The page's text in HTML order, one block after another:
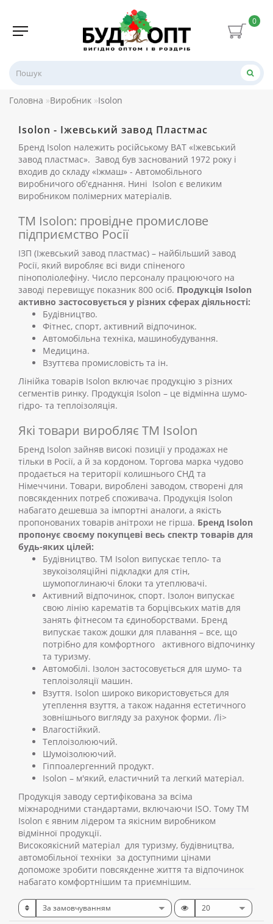
0
Головна Виробник Isolon
Isolon - Іжевський завод Пластмас
Бренд Isolon належить російському ВАТ «Іжевський
завод пластмас». Завод був заснований 1972 року і
входив до складу «Іжмаш» - Автомобільного
виробничого об'єднання. Нині Isolon є великим
виробником полімерних матеріалів.
ТМ Isolon: провідне промислове
підприємство Росії
ІЗП (Іжевський завод пластмас) – найбільший завод
Росії, який виробляє всі види спіненого
пінополіолефіну. Число персоналу працюючого на
заводі перевищує показник 800 осіб. Продукція Isolon
активно застосовується у різних сферах діяльності:
Будівництво.
Фітнес, спорт, активний відпочинок.
Автомобільна техніка, машинобудування.
Медицина.
Взуттєва промисловість та ін.
Лінійка товарів Isolon включає продукцію з різних
сегментів ринку. Продукція Isolon – це відмінна шумо-
гідро- та теплоізоляція.
Які товари виробляє ТМ Isolon
Бренд Isolon зайняв високі позиції у продажах не
тільки в Росії, а й за кордоном. Торгова марка чудово
продається на території колишнього СНД та
Німеччини. Товари, вироблені заводом, створені для
повсякденних потреб споживача. Продукція Isolon
набагато дешевша за імпортні аналоги, а якість
пропонованих товарів анітрохи не гірша. Бренд Isolon
пропонує своєму покупцеві весь спектр товарів для
будь-яких цілей:
Будівництво. ТМ Isolon випускає тепло- та
звукоізоляційні підкладки для стін,
шумопоглинаючі блоки та утеплювачі.
Активний відпочинок, спорт. Ізолон випускає
свою лінію карематів та борцівських матів для
занять фітнесом та єдиноборствами. Бренд
випускає також дошки для плавання – все, що
потрібно для комфортного активного відпочинку
та туризму.
Автомобілі. Ізолон застосовується для шумо- та
теплоізоляції машин.
Взуття. Isolon широко використовується для
утеплення взуття, а також надання естетичного
зовнішнього вигляду за рахунок форми. /li>
Влагостійкий.
Теплоізолюючий.
Шумоізолюючий.
Гіппоалергенний продукт.
Isolon – м'який, еластичний та легкий матеріал.
Продукція заводу сертифікована за всіма
міжнародними стандартами, включаючи ISO. Тому ТМ
Isolon є явним лідером та якісним виробником
відмінної продукції.
Високоякісний матеріал для туризму, будівництва,
автомобільної техніки за доступними цінами
допоможе зробити повсякденне життя та відпочинок
набагато комфортнішим та приємнішим.